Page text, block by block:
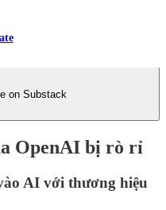
on Substack
OpenAI bị rò rỉ
AI với thương hiệu